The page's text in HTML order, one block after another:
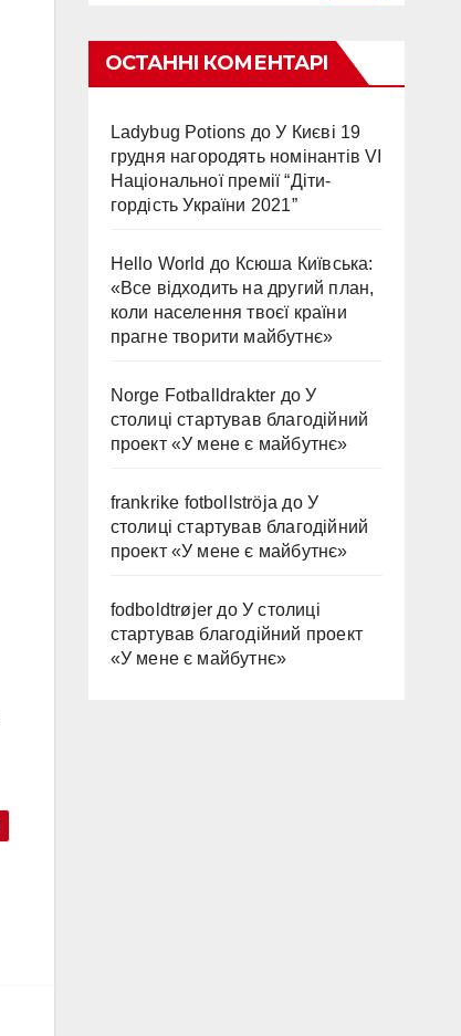
ОСТАННІ КОМЕНТАРІ
Ladybug Potions доУ Києві 19
грудня нагородять номінантів VI
Національної премії “Діти-
гордість України 2021”
Hello World до Ксюша Київська:
«Все відходить на другий план,
коли населення твоєї країни
прагне творити майбутнє»
Norge Fotballdrakter доУ
столиці стартував благодійний
проект «У мене є майбутнє»
frankrike fotbollströja до У
столиці стартував благодійний
проект «У мене є майбутнє»
fodboldtrøjer до У столиці
стартував благодійний проект
«У мене є майбутнє»